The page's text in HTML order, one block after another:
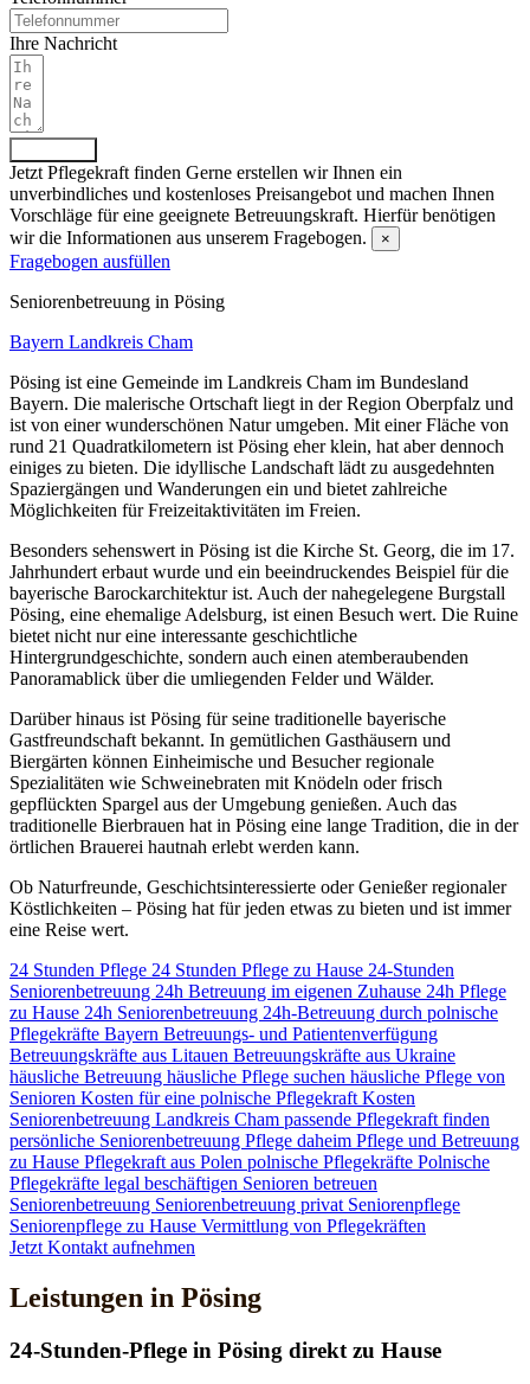
Ihre Nachricht
Jetzt Pflegekraft finden Gerne erstellen wir Ihnen ein
unverbindliches und kostenloses Preisangebot und machen Ihnen
Vorschläge für eine geeignete Betreuungskraft. Hierfür benötigen
wir die Informationen aus unserem Fragebogen.
×
Fragebogen ausfüllen
Senioren­betreuung in Pösing
Bayern Landkreis Cham
Pösing ist eine Gemeinde im Landkreis Cham im Bundesland
Bayern. Die malerische Ortschaft liegt in der Region Oberpfalz und
ist von einer wunderschönen Natur umgeben. Mit einer Fläche von
rund 21 Quadratkilometern ist Pösing eher klein, hat aber dennoch
einiges zu bieten. Die idyllische Landschaft lädt zu ausgedehnten
Spaziergängen und Wanderungen ein und bietet zahlreiche
Möglichkeiten für Freizeitaktivitäten im Freien.
Besonders sehenswert in Pösing ist die Kirche St. Georg, die im 17.
Jahrhundert erbaut wurde und ein beeindruckendes Beispiel für die
bayerische Barockarchitektur ist. Auch der nahegelegene Burgstall
Pösing, eine ehemalige Adelsburg, ist einen Besuch wert. Die Ruine
bietet nicht nur eine interessante geschichtliche
Hintergrundgeschichte, sondern auch einen atemberaubenden
Panoramablick über die umliegenden Felder und Wälder.
Darüber hinaus ist Pösing für seine traditionelle bayerische
Gastfreundschaft bekannt. In gemütlichen Gasthäusern und
Biergärten können Einheimische und Besucher regionale
Spezialitäten wie Schweinebraten mit Knödeln oder frisch
gepflückten Spargel aus der Umgebung genießen. Auch das
traditionelle Bierbrauen hat in Pösing eine lange Tradition, die in der
örtlichen Brauerei hautnah erlebt werden kann.
Ob Naturfreunde, Geschichtsinteressierte oder Genießer regionaler
Köstlichkeiten – Pösing hat für jeden etwas zu bieten und ist immer
eine Reise wert.
24 Stunden Pflege 24 Stunden Pflege zu Hause 24-Stunden
Seniorenbetreuung 24h Betreuung im eigenen Zuhause 24h Pflege
zu Hause 24h Seniorenbetreuung 24h-Betreuung durch polnische
Pflegekräfte Bayern Betreuungs- und Patientenverfügung
Betreuungskräfte aus Litauen Betreuungskräfte aus Ukraine
häusliche Betreuung häusliche Pflege suchen häusliche Pflege von
Senioren Kosten für eine polnische Pflegekraft Kosten
Seniorenbetreuung Landkreis Cham passende Pflegekraft finden
persönliche Seniorenbetreuung Pflege daheim Pflege und Betreuung
zu Hause Pflegekraft aus Polen polnische Pflegekräfte Polnische
Pflegekräfte legal beschäftigen Senioren betreuen
Seniorenbetreuung Seniorenbetreuung privat Seniorenpflege
Seniorenpflege zu Hause Vermittlung von Pflegekräften
Jetzt Kontakt aufnehmen
Leistungen in Pösing
24-Stunden-Pflege in Pösing direkt zu Hause